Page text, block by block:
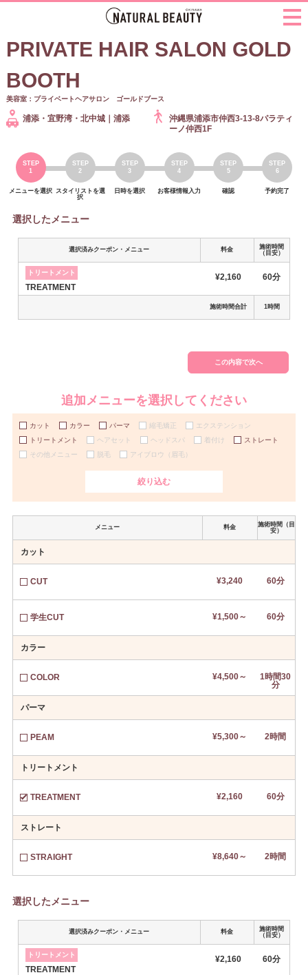
PRIVATE HAIR SALON GOLD
BOOTH
美容室：プライベートヘアサロン ゴールドブース
浦添・宜野湾・北中城｜浦添
沖縄県浦添市仲西3-13-8パラティ
ーノ仲西1F
メニューを選択 スタイリストを選
択
日時を選択 お客様情報入力 確認 予約完了
選択したメニュー
選択済みクーポン・メニュー 料金
施術時間
（目安）
トリートメント
TREATMENT
¥2,160 60分
施術時間合計 1時間
この内容で次へ
追加メニューを選択してください
カット カラー パーマ 縮毛矯正
エクステンション
トリートメント
ヘアセット ヘッドスパ 着付け
ストレート
その他メニュー
脱毛 アイブロウ（眉毛）
絞り込む
メニュー 料金
施術時間（目
安）
カット
CUT ¥3,240 60分
学生CUT ¥1,500～ 60分
カラー
COLOR ¥4,500～
1時間30
分
パーマ
PEAM ¥5,300～ 2時間
トリートメント
TREATMENT ¥2,160 60分
ストレート
STRAIGHT ¥8,640～ 2時間
選択したメニュー
選択済みクーポン・メニュー 料金
施術時間
（目安）
トリートメント
TREATMENT
¥2,160 60分